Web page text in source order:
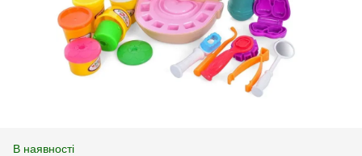
В наявності